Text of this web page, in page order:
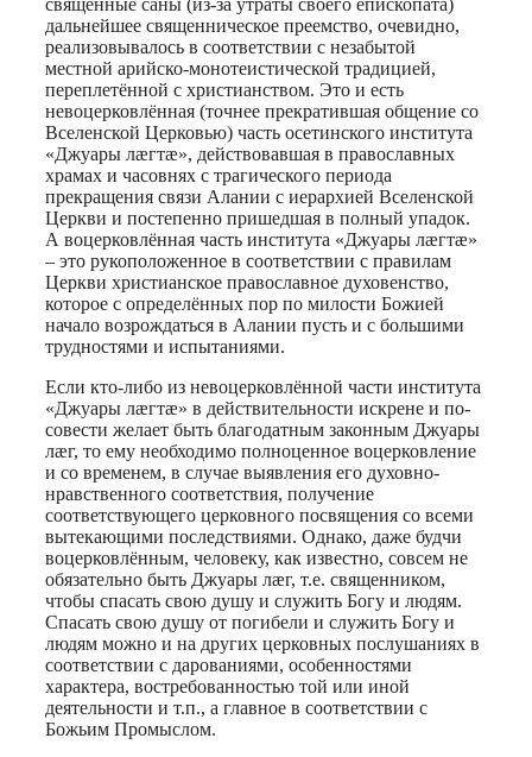
дальнейшее священническое преемство, очевидно,
реализовывалось в соответствии с незабытой
местной арийско-монотеистической традицией,
переплетённой с христианством. Это и есть
невоцерковлённая (точнее прекратившая общение со
Вселенской Церковью) часть осетинского института
«Джуары лæгтæ», действовавшая в православных
храмах и часовнях с трагического периода
прекращения связи Алании с иерархией Вселенской
Церкви и постепенно пришедшая в полный упадок.
А воцерковлённая часть института «Джуары лæгтæ»
– это рукоположенное в соответствии с правилам
Церкви христианское православное духовенство,
которое с определённых пор по милости Божией
начало возрождаться в Алании пусть и с большими
трудностями и испытаниями.
Если кто-либо из невоцерковлённой части института
«Джуары лæгтæ» в действительности искрене и по-
совести желает быть благодатным законным Джуары
лæг, то ему необходимо полноценное воцерковление
и со временем, в случае выявления его духовно-
нравственного соответствия, получение
соответствующего церковного посвящения со всеми
вытекающими последствиями. Однако, даже будчи
воцерковлённым, человеку, как известно, совсем не
обязательно быть Джуары лæг, т.е. священником,
чтобы спасать свою душу и служить Богу и людям.
Спасать свою душу от погибели и служить Богу и
людям можно и на других церковных послушаниях в
соответствии с дарованиями, особенностями
характера, востребованностью той или иной
деятельности и т.п., а главное в соответствии с
Божьим Промыслом.